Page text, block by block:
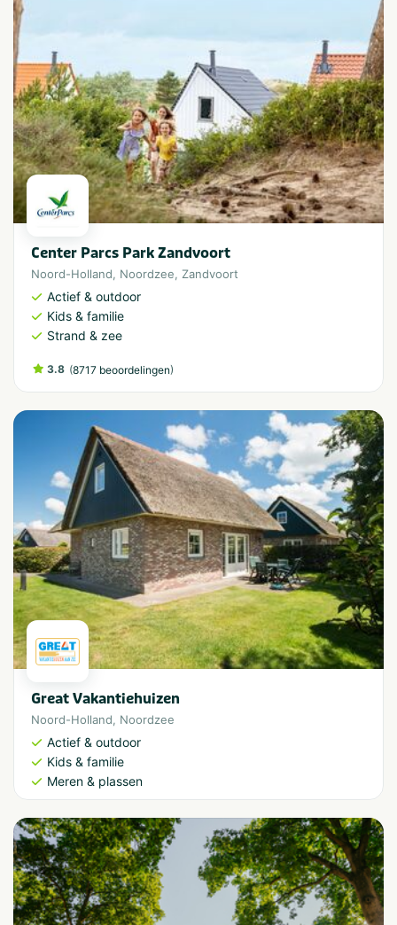
Center Parcs Park Zandvoort
Noord-Holland, Noordzee, Zandvoort
Actief & outdoor
Kids & familie
Strand & zee
3.8 (8717 beoordelingen)
Great Vakantiehuizen
Noord-Holland, Noordzee
Actief & outdoor
Kids & familie
Meren & plassen